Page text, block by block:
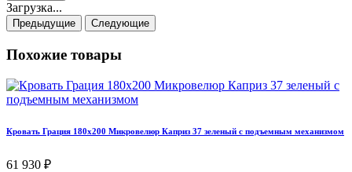
Загрузка...
Предыдущие Следующие
Похожие товары
Кровать Грация 180х200 Микровелюр Каприз 37 зеленый с подъемным механизмом
61 930 ₽